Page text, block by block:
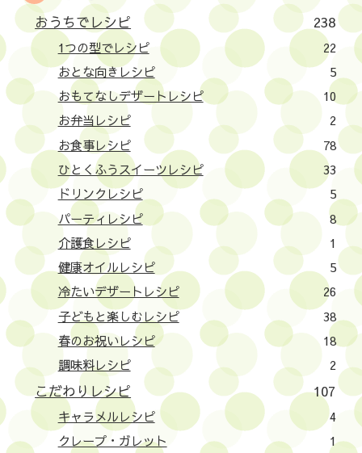
おうちでレシピ 238
1つの型でレシピ
22
おとな向きレシピ
5
おもてなしデザートレシピ
10
お弁当レシピ
2
お食事レシピ
78
ひとくふうスイーツレシピ
33
ドリンクレシピ
5
パーティレシピ
8
介護食レシピ
1
健康オイルレシピ
5
冷たいデザートレシピ
26
子どもと楽しむレシピ
38
春のお祝いレシピ
18
調味料レシピ
2
こだわりレシピ 107
キャラメルレシピ
4
クレープ・ガレット
1